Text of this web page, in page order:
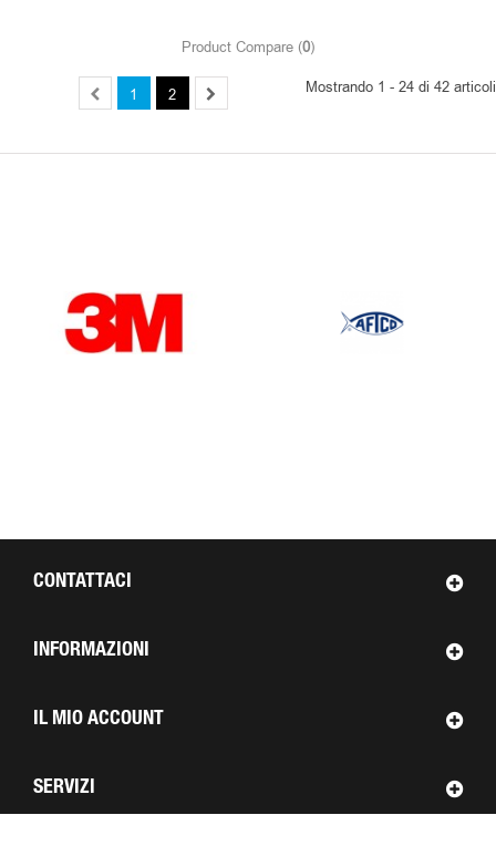
Product Compare (0)
1 2 Mostrando 1 - 24 di 42 articoli
CONTATTACI
INFORMAZIONI
IL MIO ACCOUNT
SERVIZI